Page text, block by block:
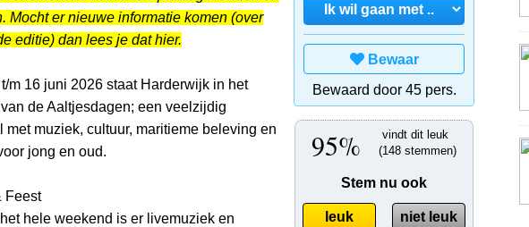
Bewaar
Bewaard door 45 pers.
vindt dit leuk
(148 stemmen)
95%
Stem nu ook
leuk niet leuk
Mocht er nieuwe informatie komen (over
editie) dan lees je dat hier.
m 16 juni 2026 staat Harderwijk in het
de Aaltjesdagen; een veelzijdig
met muziek, cultuur, maritieme beleving en
jong en oud.
Feest
hele weekend is er livemuziek en